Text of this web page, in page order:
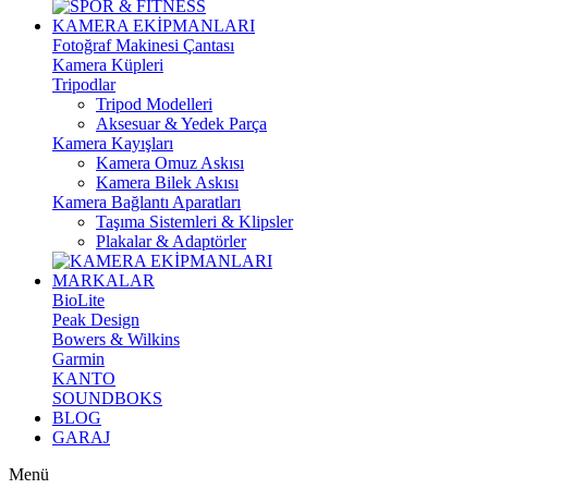
KAMERA EKİPMANLARI
Fotoğraf Makinesi Çantası
Kamera Küpleri
Tripodlar
Tripod Modelleri
Aksesuar & Yedek Parça
Kamera Kayışları
Kamera Omuz Askısı
Kamera Bilek Askısı
Kamera Bağlantı Aparatları
Taşıma Sistemleri & Klipsler
Plakalar & Adaptörler
MARKALAR
BioLite
Peak Design
Bowers & Wilkins
Garmin
KANTO
SOUNDBOKS
BLOG
GARAJ
Menü